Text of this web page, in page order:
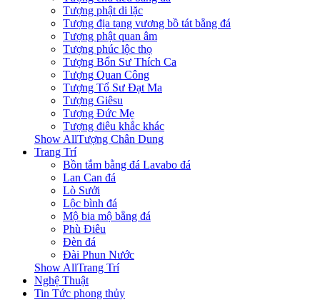
Tượng phật di lặc
Tượng địa tạng vương bồ tát bằng đá
Tượng phật quan âm
Tượng phúc lộc thọ
Tượng Bổn Sư Thích Ca
Tượng Quan Công
Tượng Tổ Sư Đạt Ma
Tượng Giêsu
Tượng Đức Mẹ
Tượng điêu khắc khác
Show AllTượng Chân Dung
Trang Trí
Bồn tắm bằng đá Lavabo đá
Lan Can đá
Lò Sưởi
Lộc bình đá
Mộ bia mộ bằng đá
Phù Điêu
Đèn đá
Đài Phun Nước
Show AllTrang Trí
Nghệ Thuật
Tin Tức phong thủy